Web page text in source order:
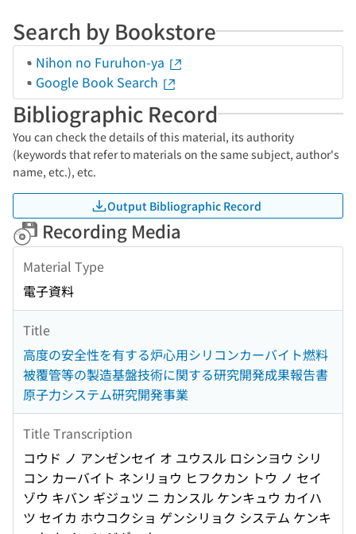
Search by Bookstore
Nihon no Furuhon-ya
Google Book Search
Bibliographic Record
You can check the details of this material, its authority
(keywords that refer to materials on the same subject, author's
name, etc.), etc.
Output Bibliographic Record
Recording Media
Material Type
電子資料
Title
高度の安全性を有する炉心用シリコンカーバイト燃料
被覆管等の製造基盤技術に関する研究開発成果報告書
原子力システム研究開発事業
Title Transcription
コウド ノ アンゼンセイ オ ユウスル ロシンヨウ シリ
コン カーバイト ネンリョウ ヒフクカン トウ ノ セイ
ゾウ キバン ギジュツ ニ カンスル ケンキュウ カイハ
ツ セイカ ホウコクショ ゲンシリョク システム ケンキ